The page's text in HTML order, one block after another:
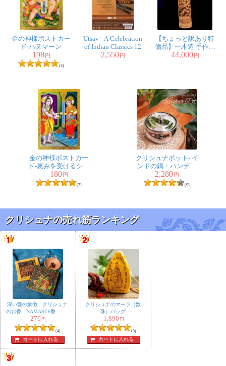
金の神様ポストカー
ド-ハヌマーン
198円
(3)
Utsav - A Celebration
of Indian Classics 12
2,550円
【ちょっと訳あり特
価品】一木造 手作り
一点もの チークウッ
44,000円
金の神様ポストカー
ド-恵みを受けるシヴ
ァ
180円
(3)
クリシュナポット- イ
ンドの鍋・ハンディ
【直径約15.5cm】
2,280円
(9)
クリシュナの売れ筋ランキング
深い愛の象徴 クリシュナ
のお香 NAMASTE香 〔6
種の香り 36個入り〕 ナ
チュラルインセンス コー
ン香セット
276 円
(4)
カートに入れる
クリシュナのマーラ（数
珠）バッグ
1,890 円
(3)
カートに入れる